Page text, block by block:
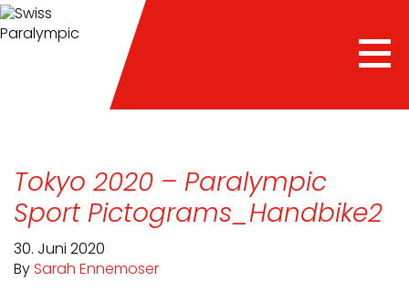
Tokyo 2020 – Paralympic
Sport Pictograms_Handbike2
30. Juni 2020
By Sarah Ennemoser